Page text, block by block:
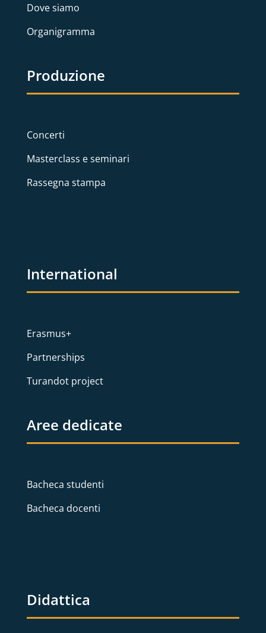
Dove siamo
Organigramma
Produzione
Concerti
Masterclass e seminari
Rassegna stampa
International
Erasmus+
Partnerships
Turandot project
Aree dedicate
Bacheca studenti
Bacheca docenti
Didattica